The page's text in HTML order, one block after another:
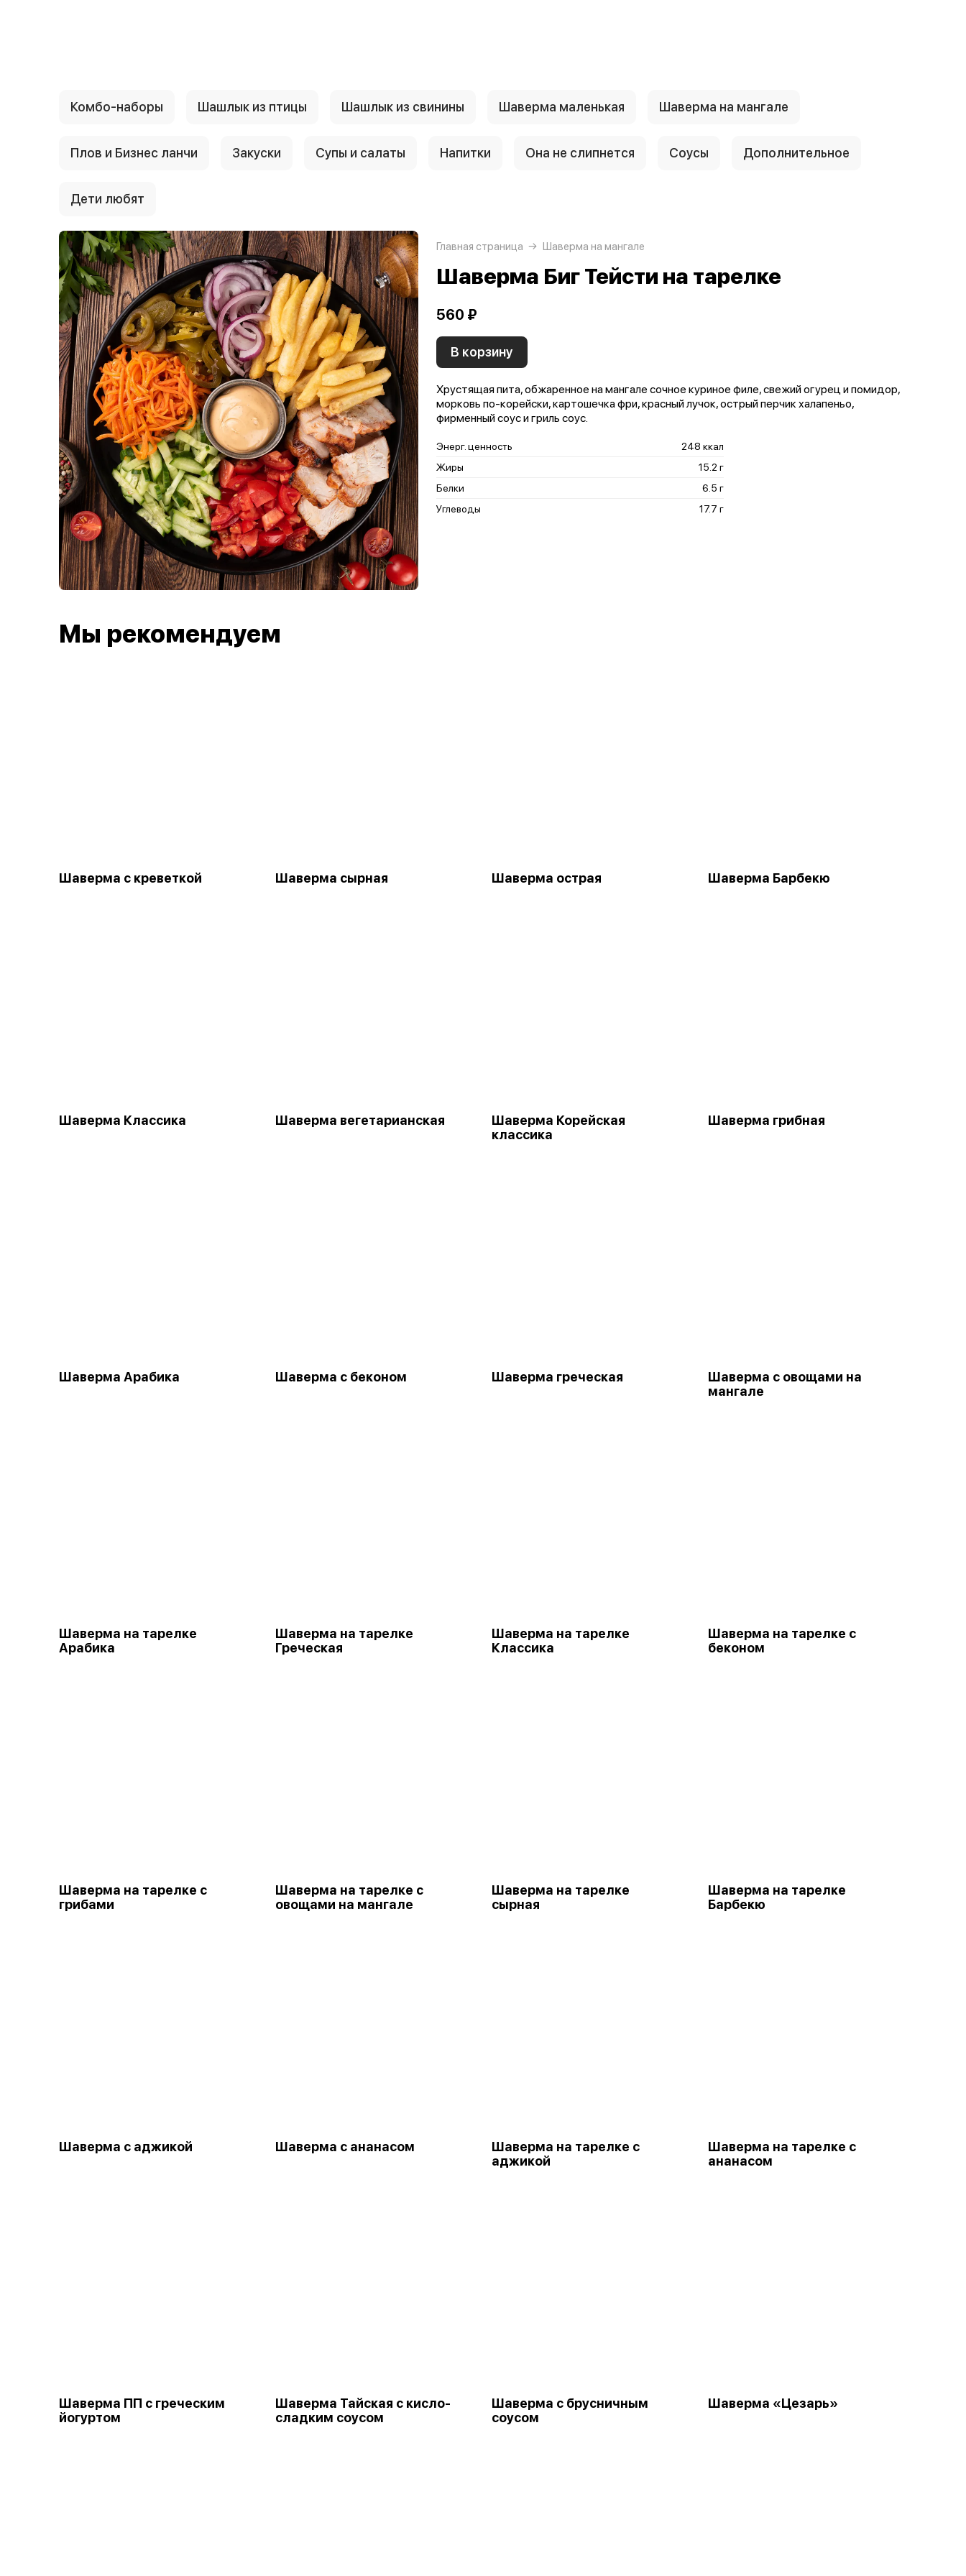
Комбо-наборы Шашлык из птицы Шашлык из свинины Шаверма маленькая Шаверма на мангале
Плов и Бизнес ланчи Закуски Супы и салаты Напитки Она не слипнется Соусы Дополнительное
Дети любят
Главная страница Шаверма на мангале
Шаверма Биг Тейсти на тарелке
560 ₽
В корзину
Хрустящая пита, обжаренное на мангале сочное куриное филе, свежий огурец и помидор,
морковь по-корейски, картошечка фри, красный лучок, острый перчик халапеньо,
фирменный соус и гриль соус.
Энерг. ценность
248 ккал
Жиры
15.2 г
Белки
6.5 г
Углеводы
17.7 г
Мы рекомендуем
Шаверма с креветкой Шаверма сырная Шаверма острая Шаверма Барбекю
Шаверма Классика Шаверма вегетарианская
Шаверма Корейская
классика
Шаверма грибная
Шаверма Арабика Шаверма с беконом Шаверма греческая
Шаверма с овощами на
мангале
Шаверма на тарелке
Арабика
Шаверма на тарелке
Греческая
Шаверма на тарелке
Классика
Шаверма на тарелке с
беконом
Шаверма на тарелке с
грибами
Шаверма на тарелке с
овощами на мангале
Шаверма на тарелке
сырная
Шаверма на тарелке
Барбекю
Шаверма с аджикой Шаверма с ананасом
Шаверма на тарелке с
аджикой
Шаверма на тарелке с
ананасом
Шаверма ПП с греческим
йогуртом
Шаверма Тайская с кисло-
сладким соусом
Шаверма с брусничным
соусом
Шаверма «Цезарь»